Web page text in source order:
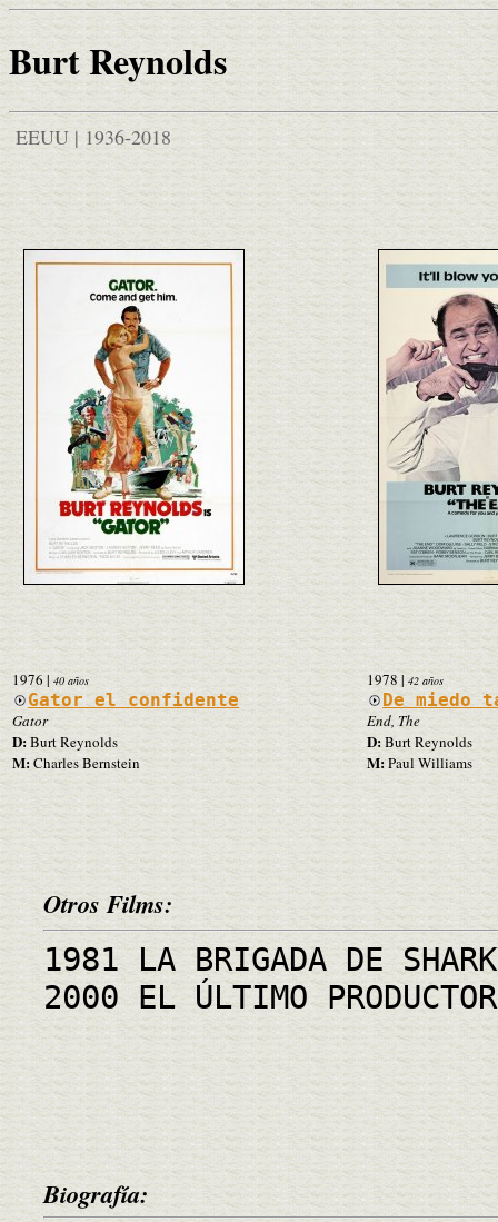
Burt Reynolds
EEUU | 1936-2018
1976 | 40 años
Gator el confidente
Gator
D:Burt Reynolds
M:Charles Bernstein
1978 | 42 años
De miedo
End, The
D:Burt Reynolds
M:Paul Williams
Otros Films:
1981 LA BRIGADA DE
2000 EL ÚLTIMO PRODUCTOR
Biografía: